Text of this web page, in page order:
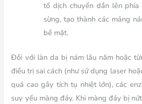
tố dịch chuyển dần lên
sừng, tạo thành các mảng
bề mặt.
Đối với làn da bị nám lâu năm hoặc
điều trị sai cách (như sử dụng laser
quá cao gây tích tụ nhiệt lớn), các
suy yếu màng đáy. Khi màng đáy bị